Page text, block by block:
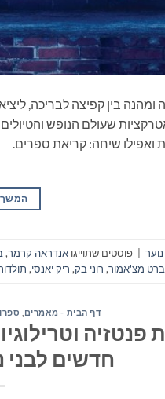
ומהנה בין קפיצה לבריכה,
שעולם הנופש
ואפילו שיחה: קריאת
המשך
פוסטים שתוייגו אנדראה קרמר,
מצ'אמור, רוני בק, ריק יאנסי,
דף הבית - מאמרים
פנטזיה
חדשים לבני